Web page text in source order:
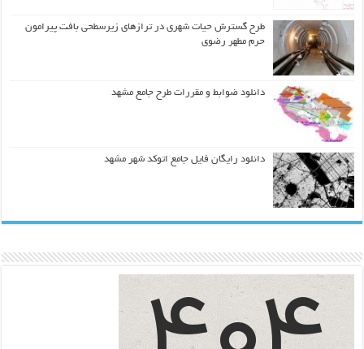
طرح گسترش حیات شهري در ترازهاي زیرسطحی بافت پیرامون
حرم مطهر رضوي
دانلود ضوابط و مقررات طرح جامع مشهد
دانلود رایگان فایل جامع اتوکد شهر مشهد